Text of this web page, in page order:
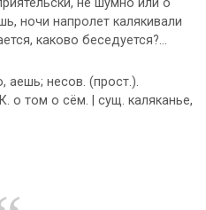
не шумно или о
ночи напролет калякивали
каково беседуется?...
несов. (прост.).
о том о сём. | сущ. каляканье,